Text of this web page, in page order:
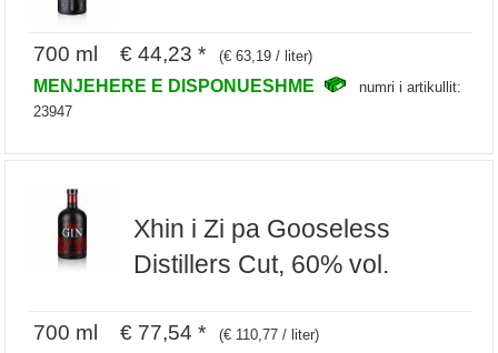
700 ml € 44,23 * (€ 63,19 / liter)
MENJEHERE E DISPONUESHME
numri i artikullit:
23947
Xhin i Zi pa Gooseless
Distillers Cut, 60% vol.
700 ml € 77,54 * (€ 110,77 / liter)